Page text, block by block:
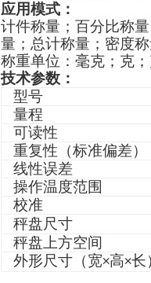
应用模式：
计件称量；百分比称
量；总计称量；密度
称重单位：毫克；克
技术参数：
型号
量程
可读性
重复性（标准偏差）
线性误差
操作温度范围
校准
秤盘尺寸
秤盘上方空间
外形尺寸（宽×高×长